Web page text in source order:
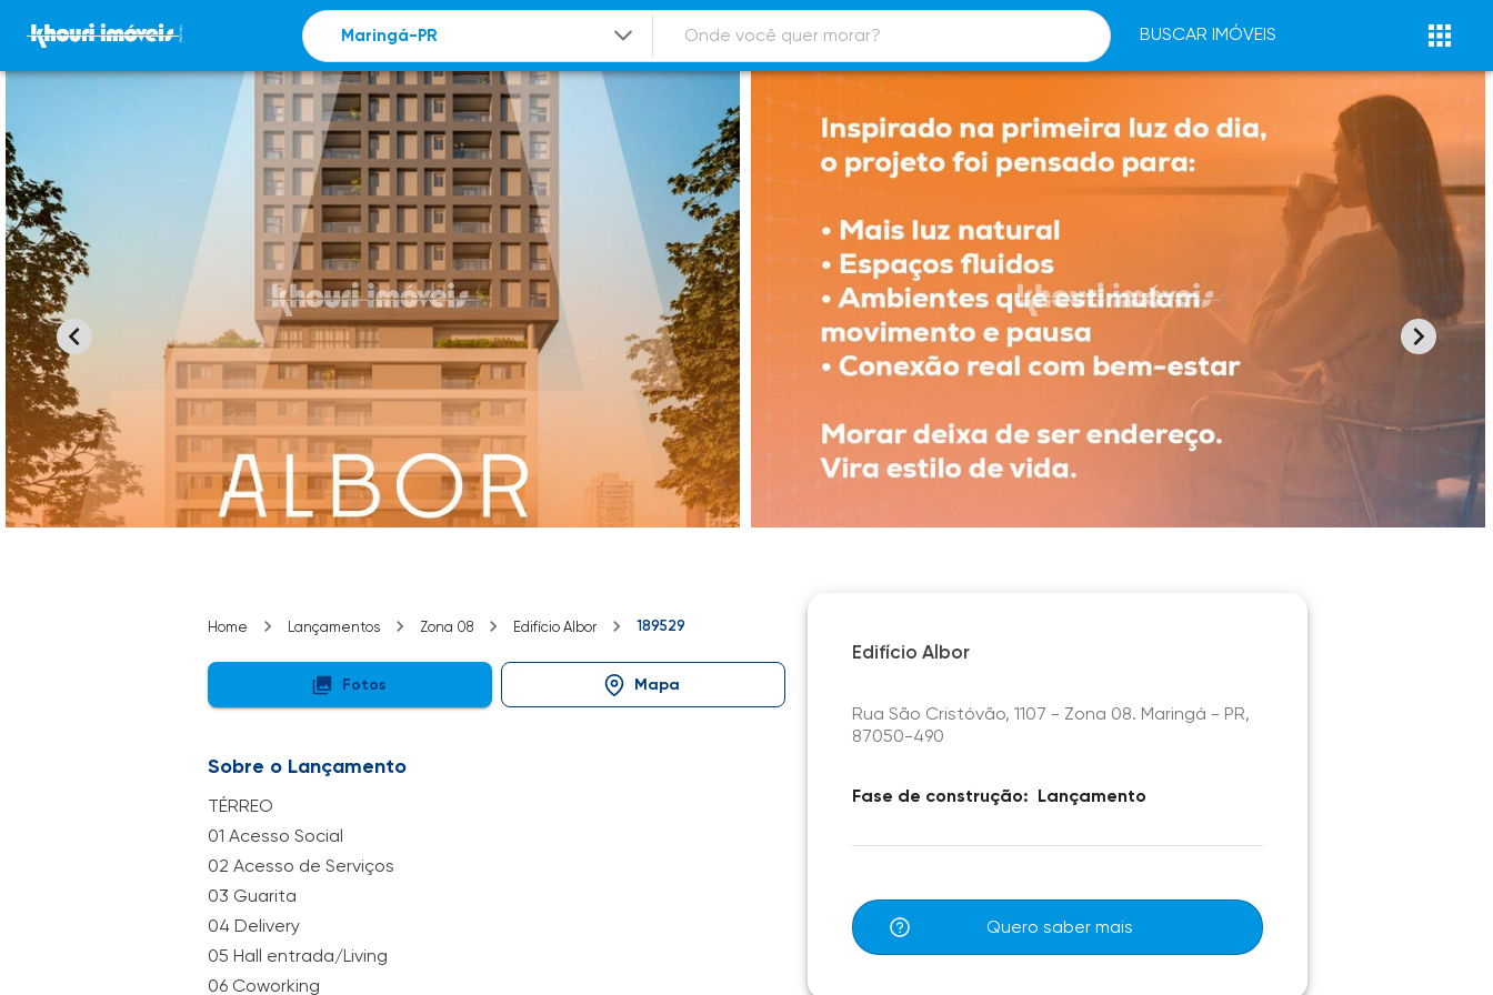
BUSCAR IMÓVEIS
Home Lançamentos Zona 08 Edifício Albor 189529
Fotos Mapa
Sobre o Lançamento
TÉRREO
01 Acesso Social
02 Acesso de Serviços
03 Guarita
04 Delivery
05 Hall entrada/Living
06 Coworking
Edifício Albor
Rua São Cristóvão, 1107 - Zona 08. Maringá - PR,
87050-490
Fase de construção: Lançamento
Quero saber mais